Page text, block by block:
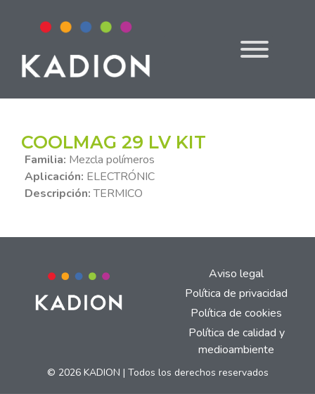
COOLMAG 29 LV KIT
Familia: Mezcla polímeros
Aplicación: ELECTRÓNIC
Descripción:TERMICO
Aviso legal
Política de privacidad
Política de cookies
Política de calidad y
medioambiente
© 2026 KADION | Todos los derechos reservados